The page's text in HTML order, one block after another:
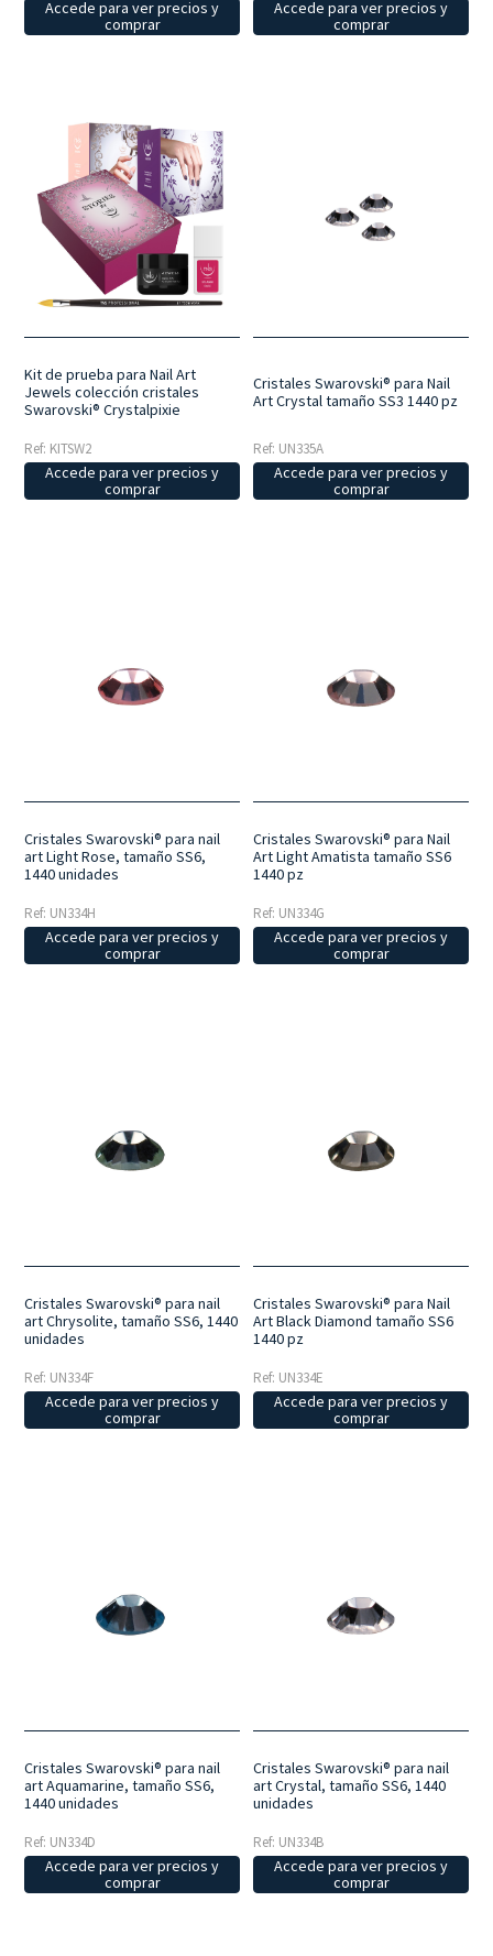
Accede para ver precios y
comprar
Accede para ver precios y
comprar
Kit de prueba para Nail Art
Jewels colección cristales
Swarovski® Crystalpixie
Ref: KITSW2
Accede para ver precios y
comprar
Cristales Swarovski® para Nail
Art Crystal tamaño SS3 1440 pz
Ref: UN335A
Accede para ver precios y
comprar
Cristales Swarovski® para nail
art Light Rose, tamaño SS6,
1440 unidades
Ref: UN334H
Accede para ver precios y
comprar
Cristales Swarovski® para Nail
Art Light Amatista tamaño SS6
1440 pz
Ref: UN334G
Accede para ver precios y
comprar
Cristales Swarovski® para nail
art Chrysolite, tamaño SS6, 1440
unidades
Ref: UN334F
Accede para ver precios y
comprar
Cristales Swarovski® para Nail
Art Black Diamond tamaño SS6
1440 pz
Ref: UN334E
Accede para ver precios y
comprar
Cristales Swarovski® para nail
art Aquamarine, tamaño SS6,
1440 unidades
Ref: UN334D
Accede para ver precios y
comprar
Cristales Swarovski® para nail
art Crystal, tamaño SS6, 1440
unidades
Ref: UN334B
Accede para ver precios y
comprar